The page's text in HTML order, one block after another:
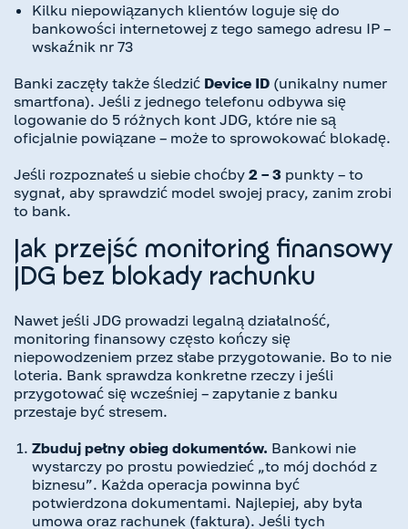
Kilku niepowiązanych klientów loguje się do
bankowości internetowej z tego samego adresu IP –
wskaźnik nr 73
Banki zaczęły także śledzić Device ID (unikalny numer
smartfona). Jeśli z jednego telefonu odbywa się
logowanie do 5 różnych kont JDG, które nie są
oficjalnie powiązane – może to sprowokować blokadę.
Jeśli rozpoznałeś u siebie choćby 2 – 3 punkty – to
sygnał, aby sprawdzić model swojej pracy, zanim zrobi
to bank.
Jak przejść monitoring finansowy
JDG bez blokady rachunku
Nawet jeśli JDG prowadzi legalną działalność,
monitoring finansowy często kończy się
niepowodzeniem przez słabe przygotowanie. Bo to nie
loteria. Bank sprawdza konkretne rzeczy i jeśli
przygotować się wcześniej – zapytanie z banku
przestaje być stresem.
Zbuduj pełny obieg dokumentów. Bankowi nie
wystarczy po prostu powiedzieć „to mój dochód z
biznesu”. Każda operacja powinna być
potwierdzona dokumentami. Najlepiej, aby była
umowa oraz rachunek (faktura). Jeśli tych